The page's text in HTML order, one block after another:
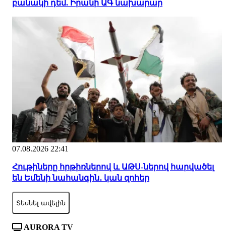
բանակի դեմ. Իրանի ԱԳ նախարար
07.08.2026 22:41
Հութիները հրթիռներով և ԱԹՍ-ներով հարվածել
են Եմենի նահանգին․ կան զոհեր
Տեսնել ավելին
AURORA TV